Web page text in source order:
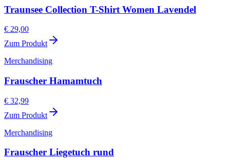
Traunsee Collection T-Shirt Women Lavendel
€ 29,00
Zum Produkt
Merchandising
Frauscher Hamamtuch
€ 32,99
Zum Produkt
Merchandising
Frauscher Liegetuch rund